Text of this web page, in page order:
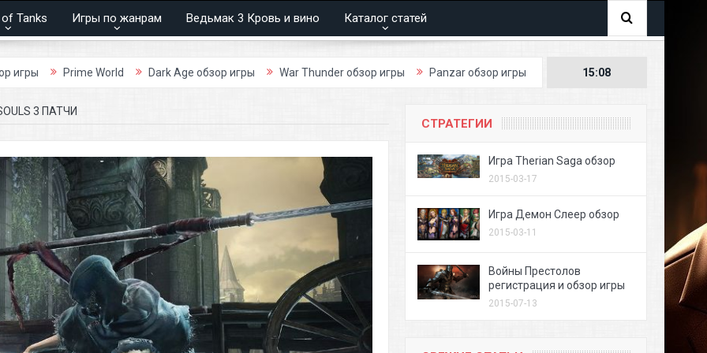
Tanks Игры по жанрам Ведьмак 3 Кровь и вино Каталог статей
Prime World Dark Age обзор игры War Thunder обзор игры Panzar обзор игры 15:08
3 ПАТЧИ
СТРАТЕГИИ
Игра Therian Saga обзор
2015-03-17
Игра Демон Слеер обзор
2015-03-11
Войны Престолов
регистрация и обзор игры
2015-07-13